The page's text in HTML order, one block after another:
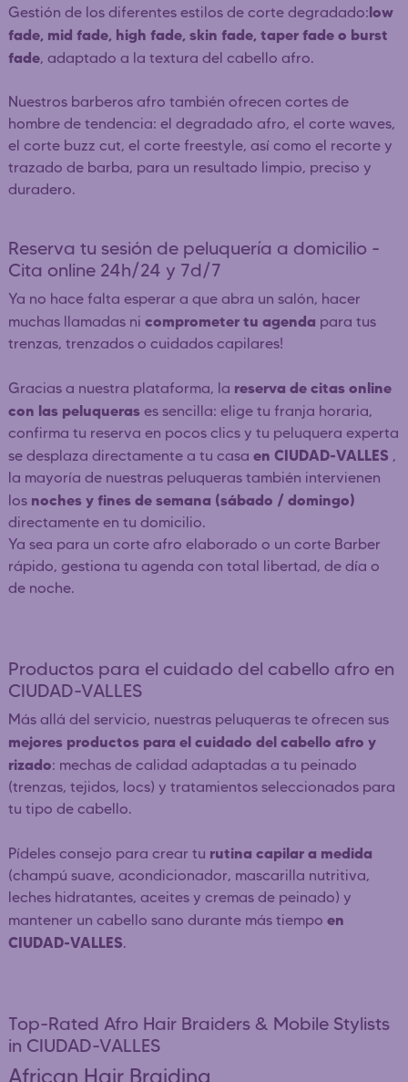
Gestión de los diferentes estilos de corte degradado:low
fade, mid fade, high fade, skin fade, taper fade o burst
fade, adaptado a la textura del cabello afro.
Nuestros barberos afro también ofrecen cortes de
hombre de tendencia: el degradado afro, el corte waves,
el corte buzz cut, el corte freestyle, así como el recorte y
trazado de barba, para un resultado limpio, preciso y
duradero.
Reserva tu sesión de peluquería a domicilio -
Cita online 24h/24 y 7d/7
Ya no hace falta esperar a que abra un salón, hacer
muchas llamadas ni comprometer tu agenda para tus
trenzas, trenzados o cuidados capilares!
Gracias a nuestra plataforma, la reserva de citas online
con las peluqueras es sencilla: elige tu franja horaria,
confirma tu reserva en pocos clics y tu peluquera experta
se desplaza directamente a tu casa en CIUDAD-VALLES ,
la mayoría de nuestras peluqueras también intervienen
los noches y fines de semana (sábado / domingo)
directamente en tu domicilio.
Ya sea para un corte afro elaborado o un corte Barber
rápido, gestiona tu agenda con total libertad, de día o
de noche.
Productos para el cuidado del cabello afro en
CIUDAD-VALLES
Más allá del servicio, nuestras peluqueras te ofrecen sus
mejores productos para el cuidado del cabello afro y
rizado: mechas de calidad adaptadas a tu peinado
(trenzas, tejidos, locs) y tratamientos seleccionados para
tu tipo de cabello.
Pídeles consejo para crear tu rutina capilar a medida
(champú suave, acondicionador, mascarilla nutritiva,
leches hidratantes, aceites y cremas de peinado) y
mantener un cabello sano durante más tiempo en
CIUDAD-VALLES.
Top-Rated Afro Hair Braiders & Mobile Stylists
in CIUDAD-VALLES
African Hair Braiding